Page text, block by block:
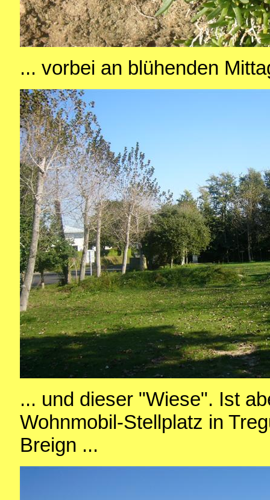
... vorbei an blühenden
... und dieser "Wiese". Ist
Wohnmobil-Stellplatz in
Breign ...